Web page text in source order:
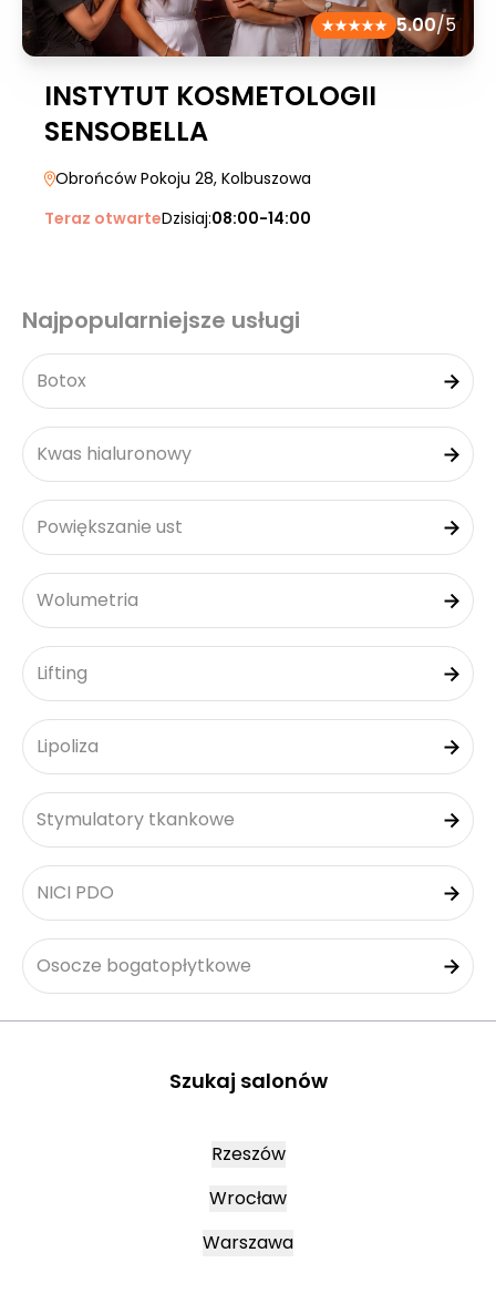
5.00/5
INSTYTUT KOSMETOLOGII
SENSOBELLA
Obrońców Pokoju 28, Kolbuszowa
Teraz otwarteDzisiaj:08:00-14:00
Najpopularniejsze usługi
Botox
Kwas hialuronowy
Powiększanie ust
Wolumetria
Lifting
Lipoliza
Stymulatory tkankowe
NICI PDO
Osocze bogatopłytkowe
Szukaj salonów
Rzeszów
Wrocław
Warszawa